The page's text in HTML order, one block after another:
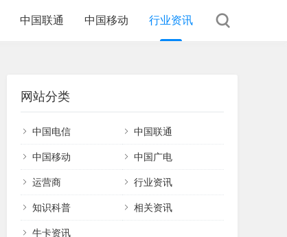
中国联通 中国移动 行业资讯
网站分类
中国电信 中国联通
中国移动 中国广电
运营商 行业资讯
知识科普 相关资讯
牛卡资讯